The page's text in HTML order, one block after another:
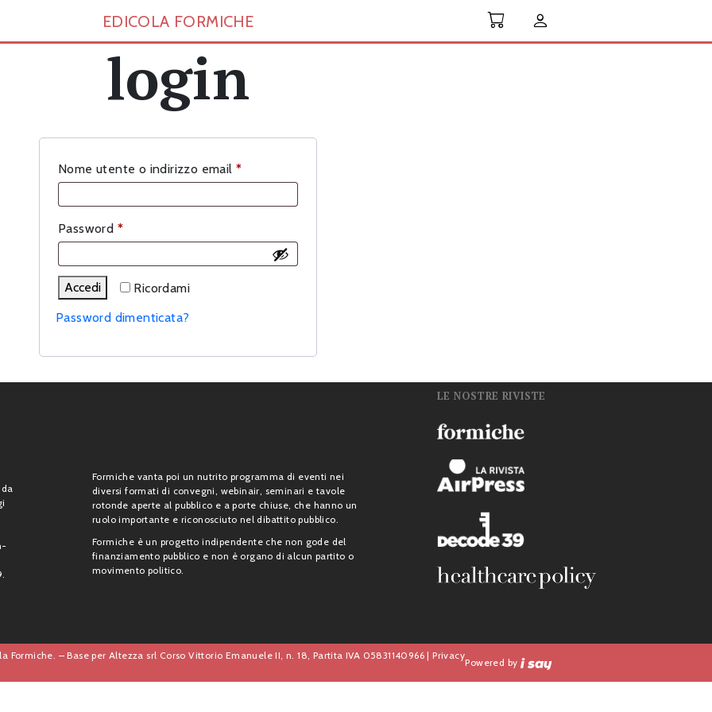
EDICOLA FORMICHE
login
Nome utente o indirizzo email *Richiesto
Password *Richiesto
Ricordami
Accedi
Password dimenticata?
Formiche vanta poi un nutrito programma di eventi nei
diversi formati di convegni, webinair, seminari e tavole
rotonde aperte al pubblico e a porte chiuse, che hanno un
ruolo importante e riconosciuto nel dibattito pubblico.
Formiche è un progetto indipendente che non gode del
finanziamento pubblico e non è organo di alcun partito o
movimento politico.
LE NOSTRE RIVISTE
Formiche. – Base per Altezza srl Corso Vittorio Emanuele II, n. 18, Partita IVA 05831140966 |Privacy
Powered by